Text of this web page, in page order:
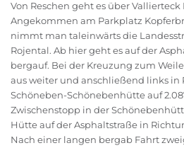
Von Reschen geht es über
Angekommen am Parkplatz
nimmt man taleinwärts die
Rojental. Ab hier geht es auf der
bergauf. Bei der Kreuzung zum
aus weiter und anschließend links in
Schöneben-Schönebenhütte auf
Zwischenstopp in der
Hütte auf der Asphaltstraße in
Nach einer langen bergab Fahrt